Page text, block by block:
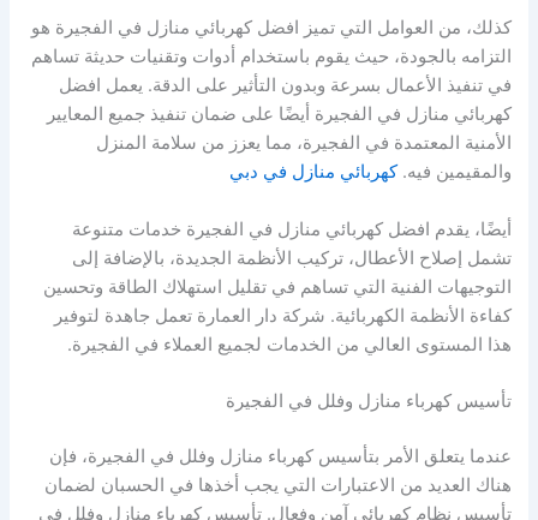
كذلك، من العوامل التي تميز افضل كهربائي منازل في الفجيرة هو
التزامه بالجودة، حيث يقوم باستخدام أدوات وتقنيات حديثة تساهم
في تنفيذ الأعمال بسرعة وبدون التأثير على الدقة. يعمل افضل
كهربائي منازل في الفجيرة أيضًا على ضمان تنفيذ جميع المعايير
الأمنية المعتمدة في الفجيرة، مما يعزز من سلامة المنزل
والمقيمين فيه.كهربائي منازل في دبي
أيضًا، يقدم افضل كهربائي منازل في الفجيرة خدمات متنوعة
تشمل إصلاح الأعطال، تركيب الأنظمة الجديدة، بالإضافة إلى
التوجيهات الفنية التي تساهم في تقليل استهلاك الطاقة وتحسين
كفاءة الأنظمة الكهربائية. شركة دار العمارة تعمل جاهدة لتوفير
هذا المستوى العالي من الخدمات لجميع العملاء في الفجيرة.
تأسيس كهرباء منازل وفلل في الفجيرة
عندما يتعلق الأمر بتأسيس كهرباء منازل وفلل في الفجيرة، فإن
هناك العديد من الاعتبارات التي يجب أخذها في الحسبان لضمان
تأسيس نظام كهربائي آمن وفعال. تأسيس كهرباء منازل وفلل في